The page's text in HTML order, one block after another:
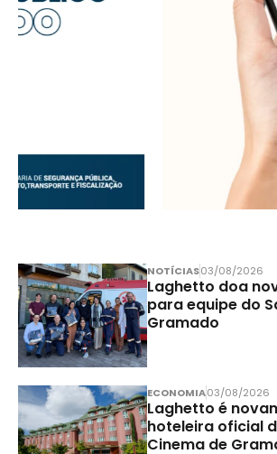
NOTÍCIAS03/08/2026
Laghetto doa
para equipe do
Gramado
ECONOMIA03/08/2026
Laghetto é
hoteleira oficial
Cinema de